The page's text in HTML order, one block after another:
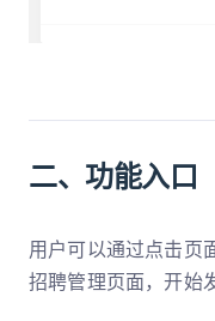
二、功能入口
用户可以通过点击页
招聘管理页面，开始